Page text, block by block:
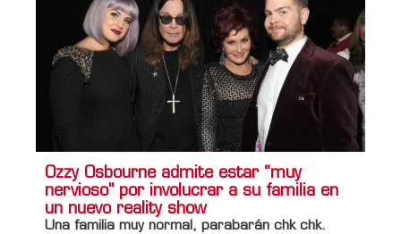
Ozzy Osbourne admite estar “muy
nervioso” por involucrar a su familia en
un nuevo reality show
Una familia muy normal, parabarán chk chk.